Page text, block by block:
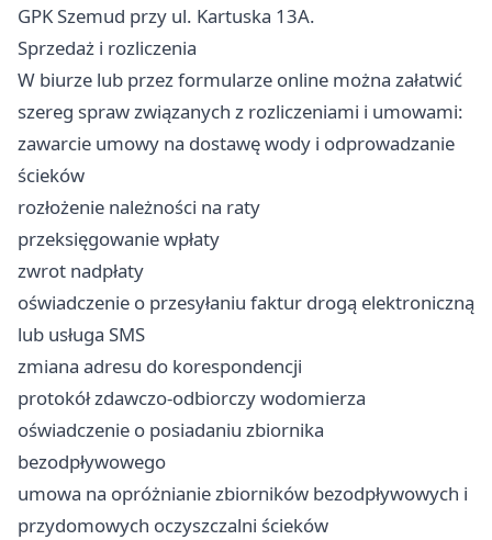
GPK Szemud przy ul. Kartuska 13A.
Sprzedaż i rozliczenia
W biurze lub przez formularze online można załatwić
szereg spraw związanych z rozliczeniami i umowami:
zawarcie umowy na dostawę wody i odprowadzanie
ścieków
rozłożenie należności na raty
przeksięgowanie wpłaty
zwrot nadpłaty
oświadczenie o przesyłaniu faktur drogą elektroniczną
lub usługa SMS
zmiana adresu do korespondencji
protokół zdawczo-odbiorczy wodomierza
oświadczenie o posiadaniu zbiornika
bezodpływowego
umowa na opróżnianie zbiorników bezodpływowych i
przydomowych oczyszczalni ścieków